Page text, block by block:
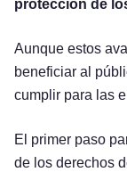
protección de
Aunque estos
beneficiar al
cumplir para las
El primer paso
de los derechos